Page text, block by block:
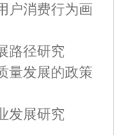
户消费行为画
路径研究
量发展的政策
发展研究